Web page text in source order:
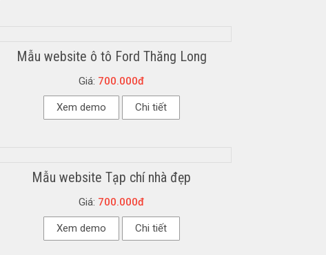
Mẫu website ô tô Ford Thăng Long
Giá: 700.000đ
Xem demo Chi tiết
Mẫu website Tạp chí nhà đẹp
Giá: 700.000đ
Xem demo Chi tiết